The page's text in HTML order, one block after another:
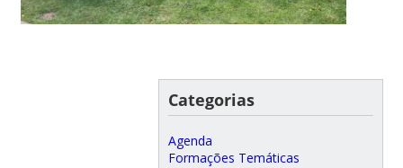
Categorias
Agenda
Formações Temáticas